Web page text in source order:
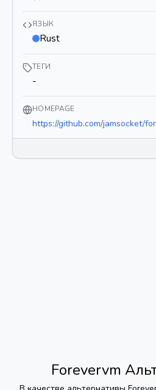
ЯЗЫК
Rust
ТЕГИ
-
HOMEPAGE
https://github.com/jamsocket/
Forevervm